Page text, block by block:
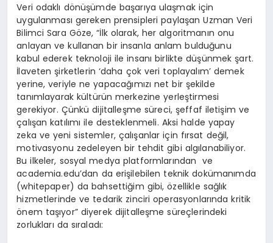
Veri odaklı dönüşümde başarıya ulaşmak için
uygulanması gereken prensipleri paylaşan Uzman Veri
Bilimci Sara Göze, “İlk olarak, her algoritmanın onu
anlayan ve kullanan bir insanla anlam bulduğunu
kabul ederek teknoloji ile insanı birlikte düşünmek şart.
İlaveten şirketlerin ‘daha çok veri toplayalım’ demek
yerine, veriyle ne yapacağımızı net bir şekilde
tanımlayarak kültürün merkezine yerleştirmesi
gerekiyor. Çünkü dijitalleşme süreci, şeffaf iletişim ve
çalışan katılımı ile desteklenmeli. Aksi halde yapay
zeka ve yeni sistemler, çalışanlar için fırsat değil,
motivasyonu zedeleyen bir tehdit gibi algılanabiliyor.
Bu ilkeler, sosyal medya platformlarından ve
academia.edu’dan da erişilebilen teknik dokümanımda
(whitepaper) da bahsettiğim gibi, özellikle sağlık
hizmetlerinde ve tedarik zinciri operasyonlarında kritik
önem taşıyor” diyerek dijitalleşme süreçlerindeki
zorlukları da sıraladı: